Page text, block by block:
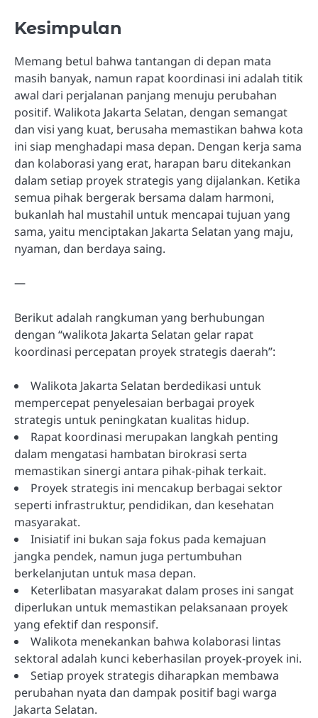
Kesimpulan
Memang betul bahwa tantangan di depan mata
masih banyak, namun rapat koordinasi ini adalah titik
awal dari perjalanan panjang menuju perubahan
positif. Walikota Jakarta Selatan, dengan semangat
dan visi yang kuat, berusaha memastikan bahwa kota
ini siap menghadapi masa depan. Dengan kerja sama
dan kolaborasi yang erat, harapan baru ditekankan
dalam setiap proyek strategis yang dijalankan. Ketika
semua pihak bergerak bersama dalam harmoni,
bukanlah hal mustahil untuk mencapai tujuan yang
sama, yaitu menciptakan Jakarta Selatan yang maju,
nyaman, dan berdaya saing.
—
Berikut adalah rangkuman yang berhubungan
dengan “walikota Jakarta Selatan gelar rapat
koordinasi percepatan proyek strategis daerah”:
Walikota Jakarta Selatan berdedikasi untuk
mempercepat penyelesaian berbagai proyek
strategis untuk peningkatan kualitas hidup.
Rapat koordinasi merupakan langkah penting
dalam mengatasi hambatan birokrasi serta
memastikan sinergi antara pihak-pihak terkait.
Proyek strategis ini mencakup berbagai sektor
seperti infrastruktur, pendidikan, dan kesehatan
masyarakat.
Inisiatif ini bukan saja fokus pada kemajuan
jangka pendek, namun juga pertumbuhan
berkelanjutan untuk masa depan.
Keterlibatan masyarakat dalam proses ini sangat
diperlukan untuk memastikan pelaksanaan proyek
yang efektif dan responsif.
Walikota menekankan bahwa kolaborasi lintas
sektoral adalah kunci keberhasilan proyek-proyek ini.
Setiap proyek strategis diharapkan membawa
perubahan nyata dan dampak positif bagi warga
Jakarta Selatan.